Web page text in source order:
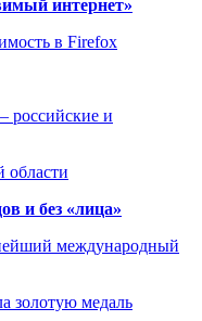
интернет»
в Firefox
российские и
и без «лица»
международный
золотую медаль